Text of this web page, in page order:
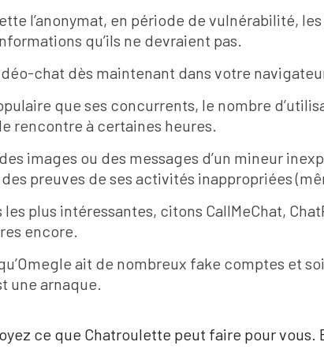
l’anonymat, en période de vulnérabilité,
qu’ils ne devraient pas.
chat dès maintenant dans votre
que ses concurrents, le nombre
rencontre à certaines heures.
images ou des messages d’un mineur
preuves de ses activités inappropriées
plus intéressantes, citons CallMeChat,
encore.
ait de nombreux fake comptes et
une arnaque.
ce que Chatroulette peut faire pour